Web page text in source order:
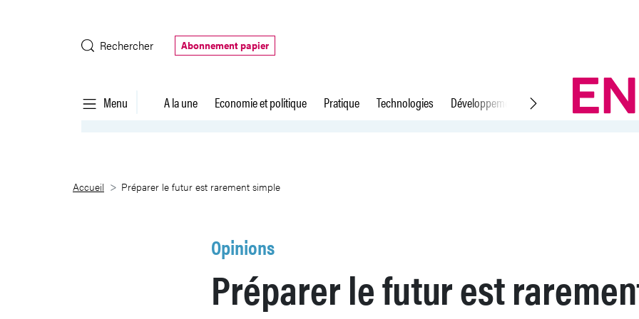
Rechercher
Abonnement papier
Menu A la une Economie et politique Pratique Technologies Développement durable Droit du travail
Préparer le futur est rarement simple
Accueil Préparer le futur est rarement simple
Opinions
Préparer le futur est